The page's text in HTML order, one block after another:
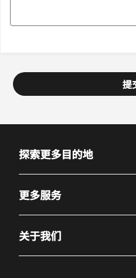
提
探索更多目的地
更多服务
关于我们